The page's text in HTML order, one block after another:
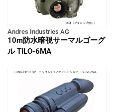
Andres Industries AG
10m防水暗視サーマルゴーグ
ル TILO-6MA